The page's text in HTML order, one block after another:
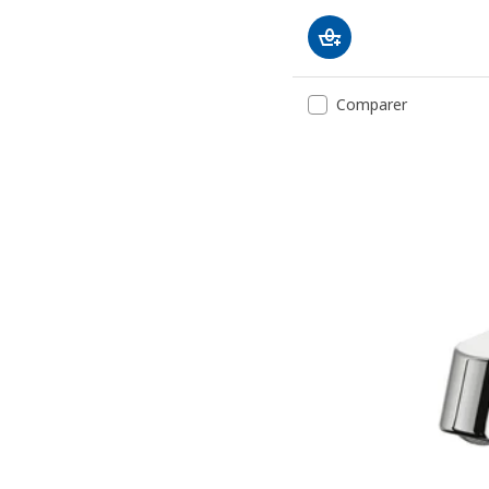
Comparer